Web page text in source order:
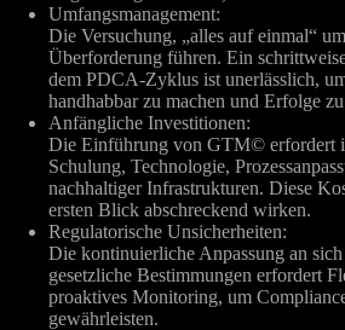
Umfangsmanagement:
Die Versuchung, „alles auf einmal“
Überforderung führen. Ein
dem PDCA-Zyklus ist unerlässlich,
handhabbar zu machen und Erfolge
Anfängliche Investitionen:
Die Einführung von GTM© erfordert
Schulung, Technologie,
nachhaltiger Infrastrukturen. Diese
ersten Blick abschreckend wirken.
Regulatorische Unsicherheiten:
Die kontinuierliche Anpassung an
gesetzliche Bestimmungen erfordert
proaktives Monitoring, um
gewährleisten.